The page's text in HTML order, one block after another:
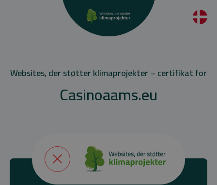
Websites, der støtter klimaprojekter – certifikat for
Casinoaams.eu